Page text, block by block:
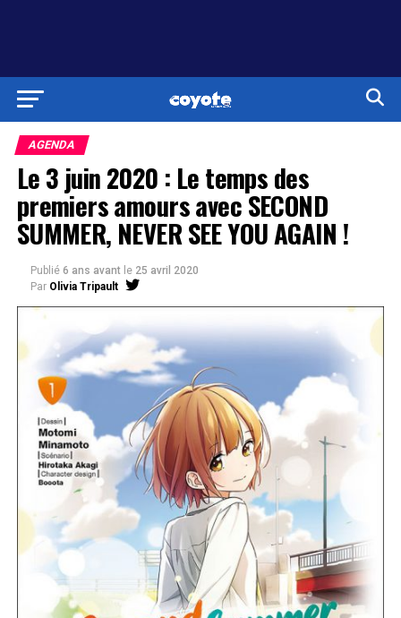
AGENDA
Le 3 juin 2020 : Le temps des
premiers amours avec SECOND
SUMMER, NEVER SEE YOU AGAIN !
Publié 6 ans avant le 25 avril 2020
Par Olivia Tripault